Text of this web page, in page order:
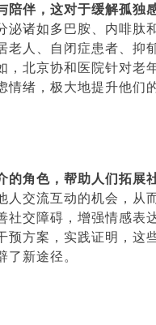
陪伴，这对于缓解孤独
泌诸如多巴胺、内啡
老人、自闭症患者、抑
，北京协和医院针对老
情绪，极大地提升他们
的角色，帮助人们拓展
人交流互动的机会，
社交障碍，增强情感
预方案，实践证明，
新途径。